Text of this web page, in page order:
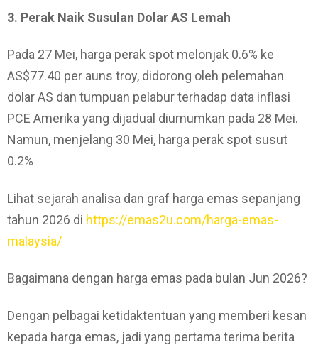
3. Perak Naik Susulan Dolar AS Lemah
Pada 27 Mei, harga perak spot melonjak 0.6% ke
AS$77.40 per auns troy, didorong oleh pelemahan
dolar AS dan tumpuan pelabur terhadap data inflasi
PCE Amerika yang dijadual diumumkan pada 28 Mei.
Namun, menjelang 30 Mei, harga perak spot susut
0.2%
Lihat sejarah analisa dan graf harga emas sepanjang
tahun 2026 di https://emas2u.com/harga-emas-
malaysia/
Bagaimana dengan harga emas pada bulan Jun 2026?
Dengan pelbagai ketidaktentuan yang memberi kesan
kepada harga emas, jadi yang pertama terima berita